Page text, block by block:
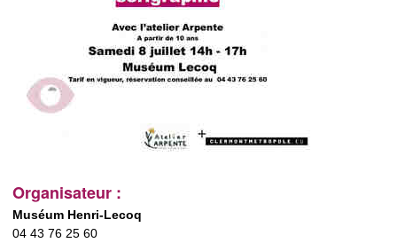
Organisateur :
Muséum Henri-Lecoq
04 43 76 25 60